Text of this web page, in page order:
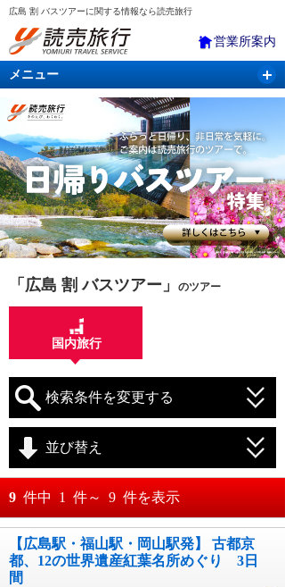
広島 割 バスツアーに関する情報なら読売旅行
営業所案内
メニュー
国内旅行 バスツアー 海外旅行 クルーズ
航空・ＪＲ＋宿泊 航空券＆ホテル
「広島 割 バスツアー」 のツアー
国内旅行
検索条件を変更する
月 日～
並び替え
おすすめ順
料金が安い順
料金が高い順
9 件中 1 件～ 9 件を表示
【広島駅・福山駅・岡山駅発】 古都京
都、12の世界遺産紅葉名所めぐり 3日
間